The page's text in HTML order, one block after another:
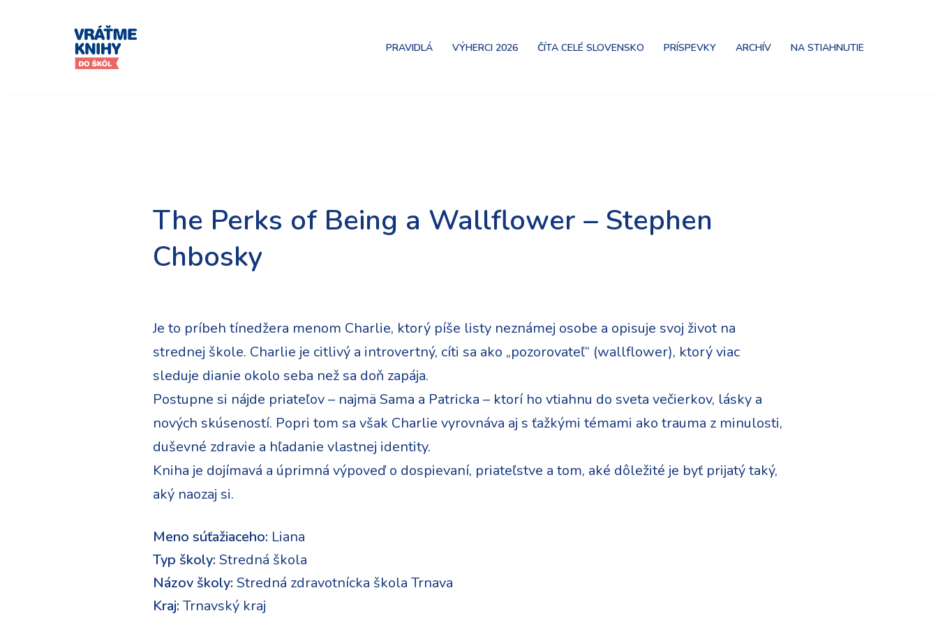
PRAVIDLÁ VÝHERCI 2026 ČÍTA CELÉ SLOVENSKO PRÍSPEVKY ARCHÍV NA STIAHNUTIE
The Perks of Being a Wallflower – Stephen
Chbosky
Je to príbeh tínedžera menom Charlie, ktorý píše listy neznámej osobe a opisuje svoj život na
strednej škole. Charlie je citlivý a introvertný, cíti sa ako „pozorovateľ“ (wallflower), ktorý viac
sleduje dianie okolo seba než sa doň zapája.
Postupne si nájde priateľov – najmä Sama a Patricka – ktorí ho vtiahnu do sveta večierkov, lásky a
nových skúseností. Popri tom sa však Charlie vyrovnáva aj s ťažkými témami ako trauma z minulosti,
duševné zdravie a hľadanie vlastnej identity.
Kniha je dojímavá a úprimná výpoveď o dospievaní, priateľstve a tom, aké dôležité je byť prijatý taký,
aký naozaj si.
Meno súťažiaceho: Liana
Typ školy: Stredná škola
Názov školy: Stredná zdravotnícka škola Trnava
Kraj: Trnavský kraj